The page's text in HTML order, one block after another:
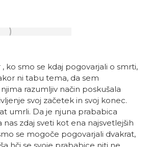
ko smo se kdaj pogovarjali o smrti,
ni tabu tema, da sem
razumljiv način poskušala
svoj začetek in svoj konec.
umrli. Da je njuna prababica
zdaj sveti kot ena najsvetlejših
se mogoče pogovarjali dvakrat,